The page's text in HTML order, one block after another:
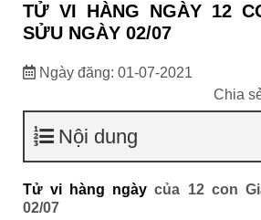
TỬ VI HÀNG NGÀY 12
SỬU NGÀY 02/07
Ngày đăng: 01-07-2021
Chia
Nội dung
Tử vi hàng ngày của 12 con
02/07